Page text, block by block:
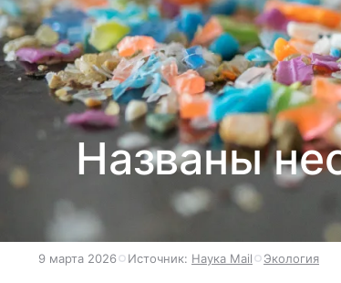
Названы
9 марта 2026 Источник: Наука Mail Экология